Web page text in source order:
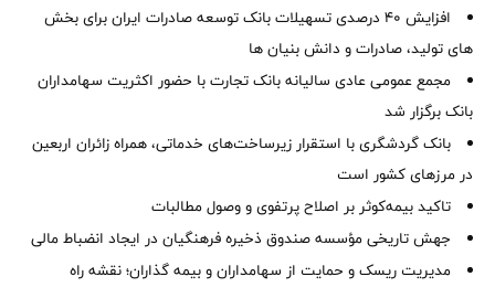
افزایش 40 درصدی تسهیلات بانک توسعه صادرات ایران برای بخش
های تولید، صادرات و دانش بنیان ها
مجمع عمومی عادی سالیانه بانک تجارت با حضور اکثریت سهامداران
بانک برگزار شد
بانک گردشگری با استقرار زیرساخت‌های خدماتی، همراه زائران اربعین
در مرزهای کشور است
تاکید بیمه‌کوثر بر اصلاح پرتفوی و وصول مطالبات ‌
جهش تاریخی مؤسسه صندوق ذخیره فرهنگیان در ایجاد انضباط مالی
مدیریت ریسک و حمایت از سهامداران و بیمه گذاران؛ نقشه راه